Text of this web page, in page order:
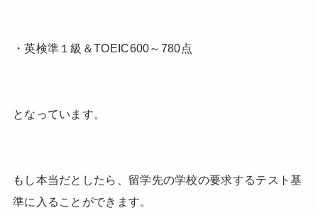
・英検準１級＆TOEIC600～780点
となっています。
もし本当だとしたら、留学先の学校の要求するテスト基
準に入ることができます。